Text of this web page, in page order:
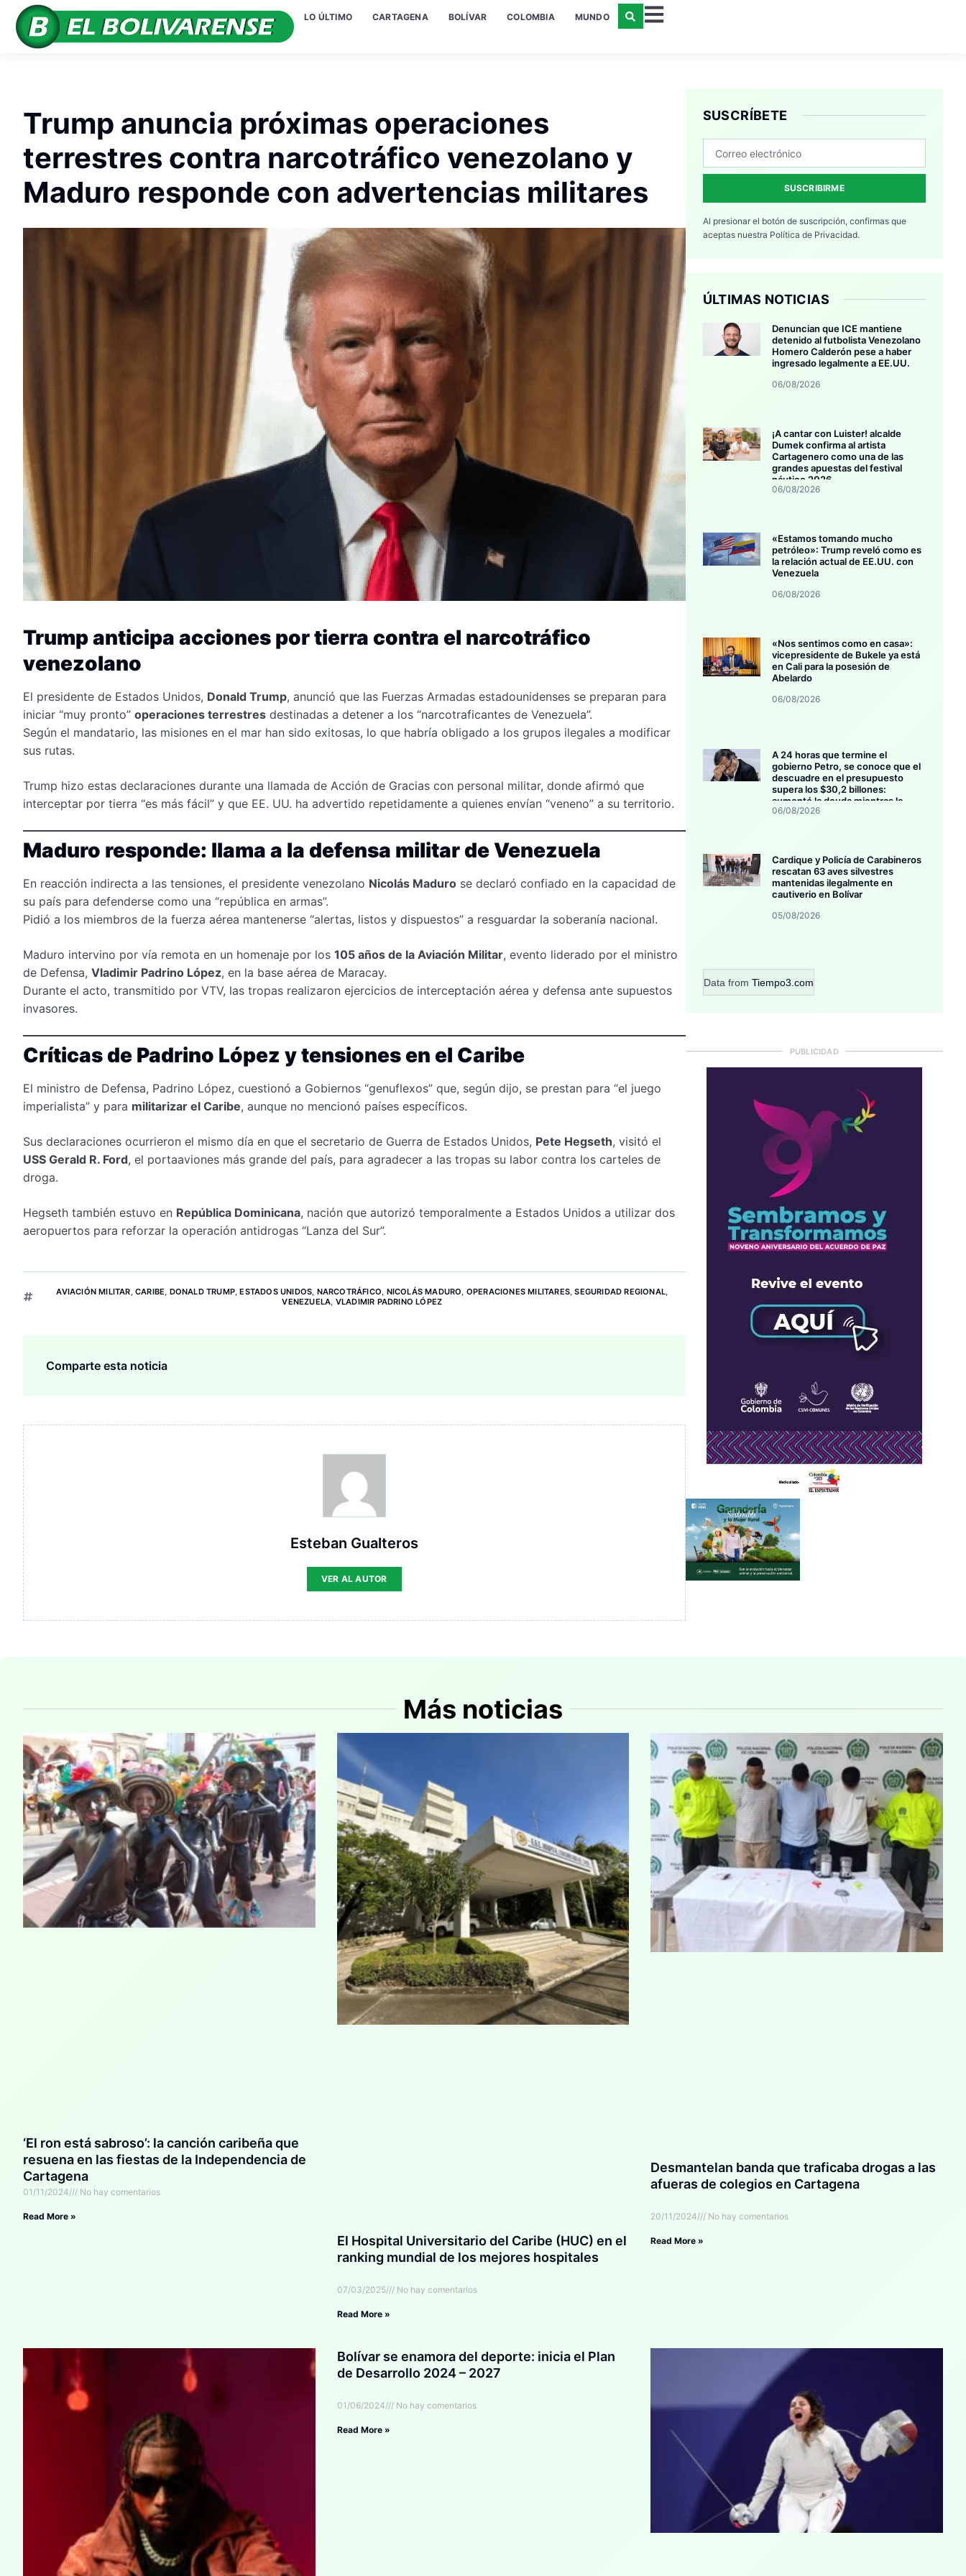
LO ÚLTIMO CARTAGENA BOLÍVAR COLOMBIA MUNDO
Trump anuncia próximas operaciones
terrestres contra narcotráfico venezolano y
Maduro responde con advertencias militares
Trump anticipa acciones por tierra contra el narcotráfico
venezolano
El presidente de Estados Unidos, Donald Trump, anunció que las Fuerzas Armadas estadounidenses se preparan para
iniciar “muy pronto” operaciones terrestres destinadas a detener a los “narcotraficantes de Venezuela”.
Según el mandatario, las misiones en el mar han sido exitosas, lo que habría obligado a los grupos ilegales a modificar
sus rutas.
Trump hizo estas declaraciones durante una llamada de Acción de Gracias con personal militar, donde afirmó que
interceptar por tierra “es más fácil” y que EE. UU. ha advertido repetidamente a quienes envían “veneno” a su territorio.
Maduro responde: llama a la defensa militar de Venezuela
En reacción indirecta a las tensiones, el presidente venezolano Nicolás Maduro se declaró confiado en la capacidad de
su país para defenderse como una “república en armas”.
Pidió a los miembros de la fuerza aérea mantenerse “alertas, listos y dispuestos” a resguardar la soberanía nacional.
Maduro intervino por vía remota en un homenaje por los 105 años de la Aviación Militar, evento liderado por el ministro
de Defensa, Vladimir Padrino López, en la base aérea de Maracay.
Durante el acto, transmitido por VTV, las tropas realizaron ejercicios de interceptación aérea y defensa ante supuestos
invasores.
Críticas de Padrino López y tensiones en el Caribe
El ministro de Defensa, Padrino López, cuestionó a Gobiernos “genuflexos” que, según dijo, se prestan para “el juego
imperialista” y para militarizar el Caribe, aunque no mencionó países específicos.
Sus declaraciones ocurrieron el mismo día en que el secretario de Guerra de Estados Unidos, Pete Hegseth, visitó el
USS Gerald R. Ford, el portaaviones más grande del país, para agradecer a las tropas su labor contra los carteles de
droga.
Hegseth también estuvo en República Dominicana, nación que autorizó temporalmente a Estados Unidos a utilizar dos
aeropuertos para reforzar la operación antidrogas “Lanza del Sur”.
AVIACIÓN MILITAR,CARIBE, DONALD TRUMP,ESTADOS UNIDOS, NARCOTRÁFICO, NICOLÁS MADURO, OPERACIONES MILITARES,SEGURIDAD REGIONAL,
VENEZUELA, VLADIMIR PADRINO LÓPEZ
Comparte esta noticia
Esteban Gualteros
VER AL AUTOR
SUSCRÍBETE
SUSCRIBIRME
Al presionar el botón de suscripción, confirmas que
aceptas nuestra Política de Privacidad.
ÚLTIMAS NOTICIAS
Denuncian que ICE mantiene
detenido al futbolista Venezolano
Homero Calderón pese a haber
ingresado legalmente a EE.UU.
06/08/2026
¡A cantar con Luister! alcalde
Dumek confirma al artista
Cartagenero como una de las
grandes apuestas del festival
náutico 2026
06/08/2026
«Estamos tomando mucho
petróleo»: Trump reveló como es
la relación actual de EE.UU. con
Venezuela
06/08/2026
«Nos sentimos como en casa»:
vicepresidente de Bukele ya está
en Cali para la posesión de
Abelardo
06/08/2026
A 24 horas que termine el
gobierno Petro, se conoce que el
descuadre en el presupuesto
supera los $30,2 billones:
aumentó la deuda mientras la
inversión se estanca
06/08/2026
Cardique y Policía de Carabineros
rescatan 63 aves silvestres
mantenidas ilegalmente en
cautiverio en Bolívar
05/08/2026
Data from Tiempo3.com
PUBLICIDAD
Más noticias
‘El ron está sabroso’: la canción caribeña que
resuena en las fiestas de la Independencia de
Cartagena
01/11/2024 No hay comentarios
Read More »
El Hospital Universitario del Caribe (HUC) en el
ranking mundial de los mejores hospitales
07/03/2025 No hay comentarios
Read More »
Desmantelan banda que traficaba drogas a las
afueras de colegios en Cartagena
20/11/2024 No hay comentarios
Read More »
Bolívar se enamora del deporte: inicia el Plan
de Desarrollo 2024 – 2027
01/06/2024 No hay comentarios
Read More »